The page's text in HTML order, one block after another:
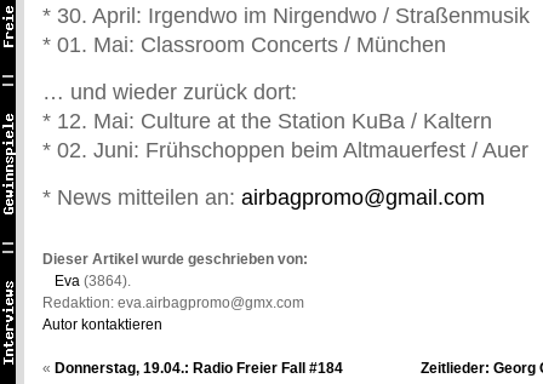
* 30. April: Irgendwo im Nirgendwo / Straßenmusik
* 01. Mai: Classroom Concerts / München
… und wieder zurück dort:
* 12. Mai: Culture at the Station KuBa / Kaltern
* 02. Juni: Frühschoppen beim Altmauerfest / Auer
* News mitteilen an: airbagpromo@gmail.com
Dieser Artikel wurde geschrieben von:
Eva (3864).
Redaktion: eva.airbagpromo@gmx.com
Autor kontaktieren
« Donnerstag, 19.04.: Radio Freier Fall #184 Zeitlieder: Georg